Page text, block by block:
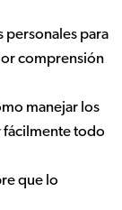
personales para
comprensión
manejar los
fácilmente todo
que lo